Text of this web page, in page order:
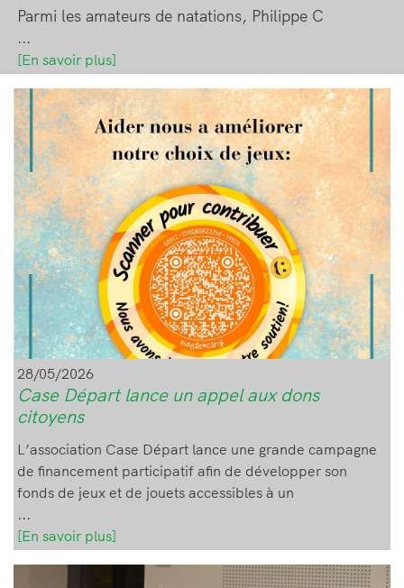
Parmi les amateurs de natations, Philippe C
...
[En savoir plus]
Image
28/05/2026
Case Départ lance un appel aux dons
citoyens
L’association Case Départ lance une grande campagne
de financement participatif afin de développer son
fonds de jeux et de jouets accessibles à un
...
[En savoir plus]